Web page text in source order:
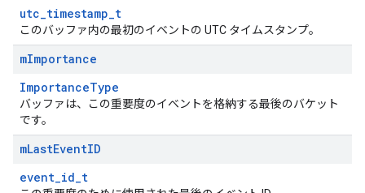
utc_timestamp_t
このバッファ内の最初のイベントの UTC タイムスタンプ。
mImportance
ImportanceType
バッファは、この重要度のイベントを格納する最後のバケット
です。
mLastEventID
event_id_t